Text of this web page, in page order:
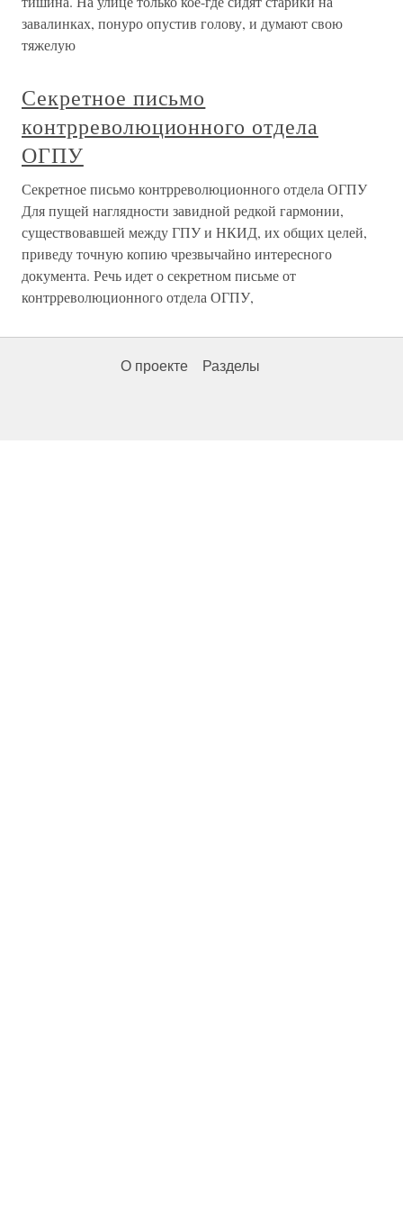
завалинках, понуро опустив голову, и думают свою
тяжелую
Секретное письмо
контрреволюционного отдела
ОГПУ
Секретное письмо контрреволюционного отдела ОГПУ
Для пущей наглядности завидной редкой гармонии,
существовавшей между ГПУ и НКИД, их общих целей,
приведу точную копию чрезвычайно интересного
документа. Речь идет о секретном письме от
контрреволюционного отдела ОГПУ,
О проекте Разделы